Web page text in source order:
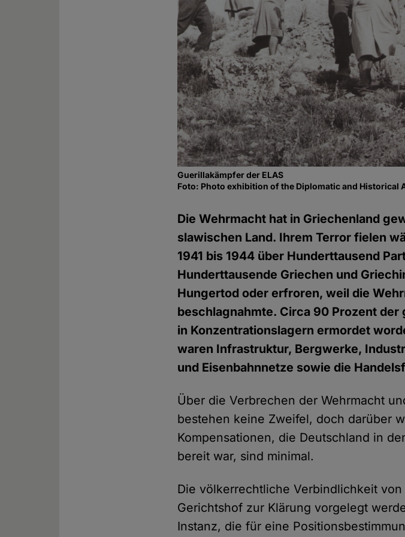
Guerillakämpfer der ELAS
Foto: Photo exhibition of the Diplomatic and Historical
Die Wehrmacht hat in Griechenland
slawischen Land. Ihrem Terror fielen
1941 bis 1944 über Hunderttausend
Hunderttausende Griechen und
Hungertod oder erfroren, weil die
beschlagnahmte. Circa 90 Prozent
in Konzentrationslagern ermordet
waren Infrastruktur, Bergwerke,
und Eisenbahnnetze sowie die
Über die Verbrechen der Wehrmacht
bestehen keine Zweifel, doch darüber
Kompensationen, die Deutschland in
bereit war, sind minimal.
Die völkerrechtliche Verbindlichkeit
Gerichtshof zur Klärung vorgelegt
Instanz, die für eine